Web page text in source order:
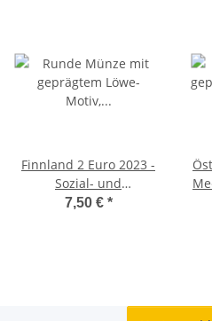
Finnland 2 Euro 2023 -
Sozial- und
Gesundheitsdienste
7,50 € *